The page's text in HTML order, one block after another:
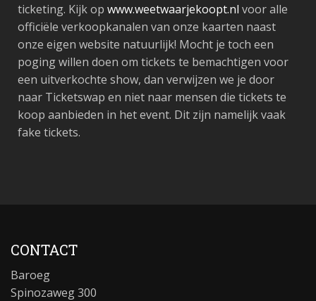
ticketing. Kijk op www.weetwaarjekoopt.nl voor alle
officiële verkoopkanalen van onze kaarten naast
onze eigen website natuurlijk! Mocht je toch een
poging willen doen om tickets te bemachtigen voor
een uitverkochte show, dan verwijzen we je door
naar Ticketswap en niet naar mensen die tickets te
koop aanbieden in het event. Dit zijn namelijk vaak
fake tickets.
CONTACT
Baroeg
Spinozaweg 300